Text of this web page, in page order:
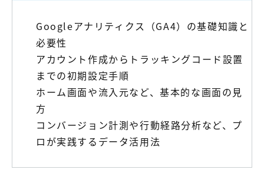
Googleアナリティクス（GA4）の基礎知識と
必要性
アカウント作成からトラッキングコード設置
までの初期設定手順
ホーム画面や流入元など、基本的な画面の見
方
コンバージョン計測や行動経路分析など、プ
ロが実践するデータ活用法